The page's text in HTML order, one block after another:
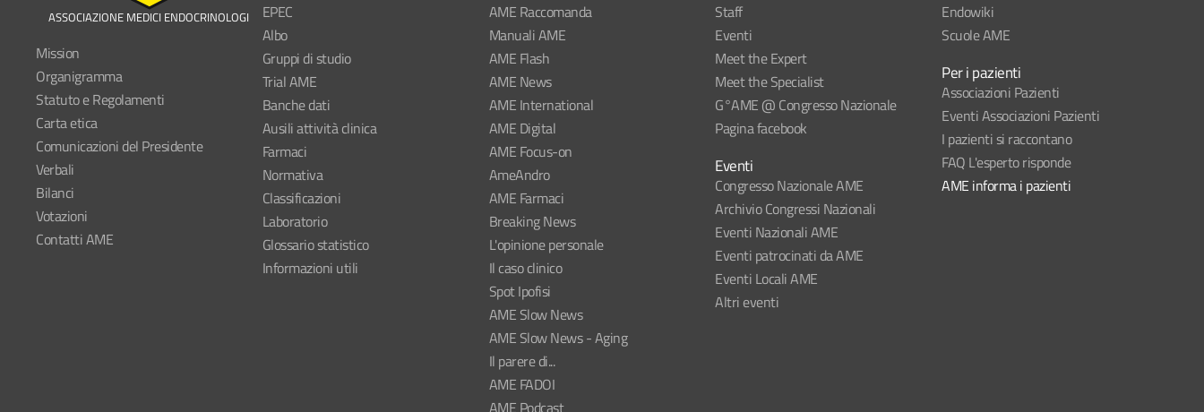
ASSOCIAZIONE MEDICI ENDOCRINOLOGI
Mission
Organigramma
Statuto e Regolamenti
Carta etica
Comunicazioni del Presidente
Verbali
Bilanci
Votazioni
Contatti AME
EPEC
Albo
Gruppi di studio
Trial AME
Banche dati
Ausili attività clinica
Farmaci
Normativa
Classificazioni
Laboratorio
Glossario statistico
Informazioni utili
Staff
Eventi
Meet the Expert
Meet the Specialist
G°AME @ Congresso Nazionale
Pagina facebook
Eventi
Congresso Nazionale AME
Archivio Congressi Nazionali
Eventi Nazionali AME
Eventi patrocinati da AME
Eventi Locali AME
Altri eventi
AME Raccomanda
Manuali AME
AME Flash
AME News
AME International
AME Digital
AME Focus-on
AmeAndro
AME Farmaci
Breaking News
L'opinione personale
Il caso clinico
Spot Ipofisi
AME Slow News
AME Slow News - Aging
Il parere di...
AME FADOI
AME Podcast
Endowiki
Scuole AME
Per i pazienti
Associazioni Pazienti
Eventi Associazioni Pazienti
I pazienti si raccontano
FAQ L'esperto risponde
AME informa i pazienti